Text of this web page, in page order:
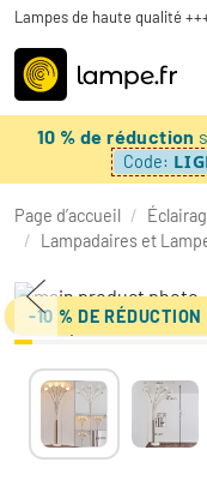
Lampes de haute qualité
10 % de réduction
Code:
Page d’accueil /
/ Lampadaires et
-10 % DE RÉDUCTION